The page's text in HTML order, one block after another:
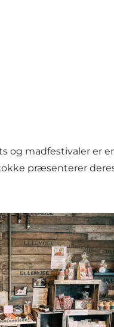
og madfestivaler er
præsenterer